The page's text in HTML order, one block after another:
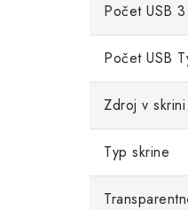
Počet USB
Počet USB
Zdroj v skrini
Typ skrine